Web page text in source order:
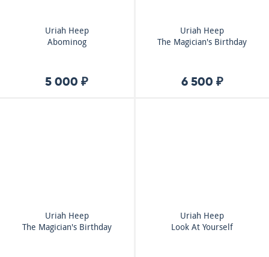
Uriah Heep
Abominog
5 000 ₽
Uriah Heep
The Magician's Birthday
6 500 ₽
Uriah Heep
The Magician's Birthday
Uriah Heep
Look At Yourself